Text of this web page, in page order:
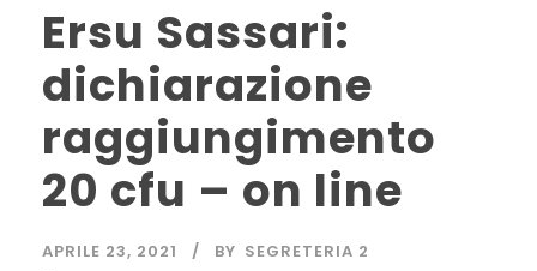
Ersu Sassari:
dichiarazione
raggiungimento
20 cfu – on line
APRILE 23, 2021 BY SEGRETERIA 2